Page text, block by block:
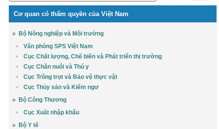
Cơ quan có thẩm quyền của Việt Nam
Bộ Nông nghiệp và Môi trường
Văn phòng SPS Việt Nam
Cục Chất lượng, Chế biến và Phát triển thị trường
Cục Chăn nuôi và Thú y
Cục Trồng trọt và Bảo vệ thực vật
Cục Thủy sản và Kiểm ngư
Bộ Công Thương
Cục Xuất nhập khẩu
Bộ Y tế